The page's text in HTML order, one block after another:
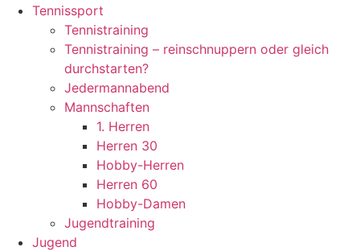
Tennissport
Tennistraining
Tennistraining – reinschnuppern oder gleich
durchstarten?
Jedermannabend
Mannschaften
1. Herren
Herren 30
Hobby-Herren
Herren 60
Hobby-Damen
Jugendtraining
Jugend